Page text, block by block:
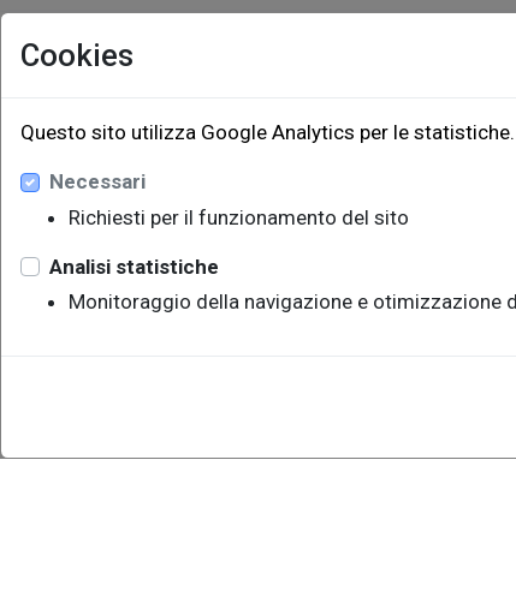
Cookies
Questo sito utilizza Google Analytics per le
Necessari
Richiesti per il funzionamento del sito
Analisi statistiche
Monitoraggio della navigazione e otimizzazione